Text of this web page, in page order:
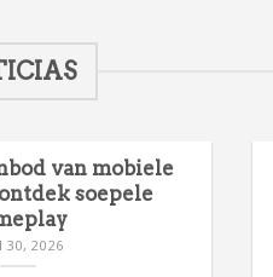
van mobiele
soepele
30, 2026